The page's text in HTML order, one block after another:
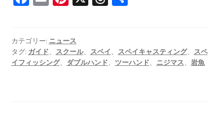
o
o
l
es
t
ds
カテゴリー: ニュース
タグ: ガイド、 スクール、 スペイ 、 スペイキャスティング、 スペ
イフィッシング、 ダブルハンド、 ツーハンド、 ニジマス、 岩魚